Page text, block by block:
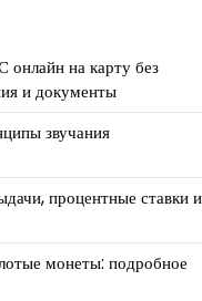
на карту без
и документы
звучания
процентные ставки и
монеты: подробное